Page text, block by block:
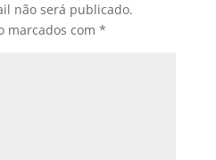
não será publicado.
marcados com *